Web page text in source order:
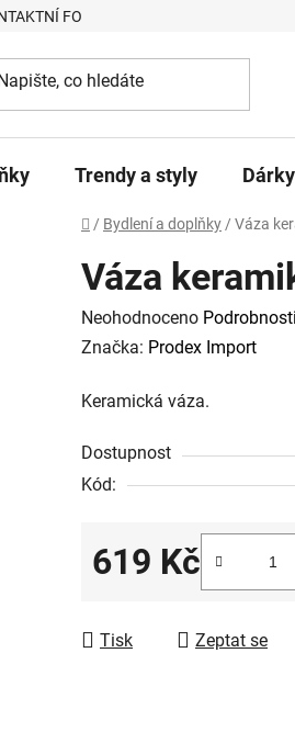
FORMULÁŘ
Trendy a styly Dárky
Domů
/ Bydlení a doplňky / Váza
Váza
Průměrné
hodnocení
je
z
5
Neohodnoceno
Značka: Prodex Import
Keramická váza.
Dostupnost
Kód:
619 Kč
Tisk Zeptat se